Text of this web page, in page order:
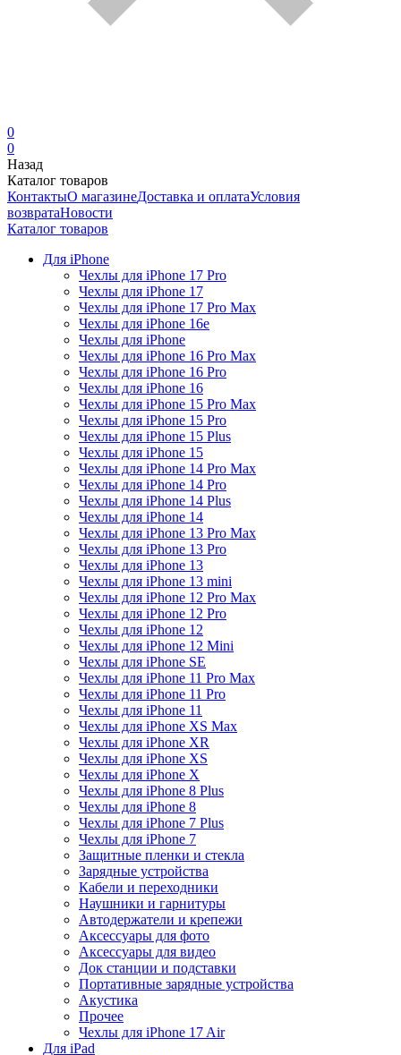
0
0
Назад
Каталог товаров
КонтактыО магазинеДоставка и оплатаУсловия
возвратаНовости
Каталог товаров
Для iPhone
Чехлы для iPhone 17 Pro
Чехлы для iPhone 17
Чехлы для iPhone 17 Pro Max
Чехлы для iPhone 16e
Чехлы для iPhone
Чехлы для iPhone 16 Pro Max
Чехлы для iPhone 16 Pro
Чехлы для iPhone 16
Чехлы для iPhone 15 Pro Max
Чехлы для iPhone 15 Pro
Чехлы для iPhone 15 Plus
Чехлы для iPhone 15
Чехлы для iPhone 14 Pro Max
Чехлы для iPhone 14 Pro
Чехлы для iPhone 14 Plus
Чехлы для iPhone 14
Чехлы для iPhone 13 Pro Max
Чехлы для iPhone 13 Pro
Чехлы для iPhone 13
Чехлы для iPhone 13 mini
Чехлы для iPhone 12 Pro Max
Чехлы для iPhone 12 Pro
Чехлы для iPhone 12
Чехлы для iPhone 12 Mini
Чехлы для iPhone SE
Чехлы для iPhone 11 Pro Max
Чехлы для iPhone 11 Pro
Чехлы для iPhone 11
Чехлы для iPhone XS Max
Чехлы для iPhone XR
Чехлы для iPhone XS
Чехлы для iPhone X
Чехлы для iPhone 8 Plus
Чехлы для iPhone 8
Чехлы для iPhone 7 Plus
Чехлы для iPhone 7
Защитные пленки и стекла
Зарядные устройства
Кабели и переходники
Наушники и гарнитуры
Автодержатели и крепежи
Аксессуары для фото
Аксессуары для видео
Док станции и подставки
Портативные зарядные устройства
Акустика
Прочее
Чехлы для iPhone 17 Air
Для iPad